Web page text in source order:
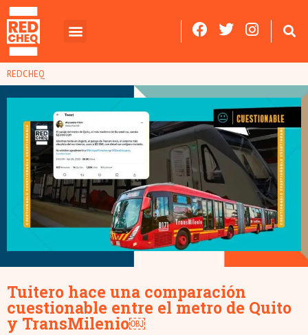
REDCHEQ
Tuitero hace una comparación
cuestionable entre el metro de Quito
y TransMilenio￼